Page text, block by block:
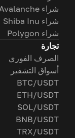
شراء Avalanche
شراء Shiba Inu
شراء Polygon
تجارة
الصرف الفوري
أسواق التشفير
BTC/USDT
ETH/USDT
SOL/USDT
BNB/USDT
TRX/USDT